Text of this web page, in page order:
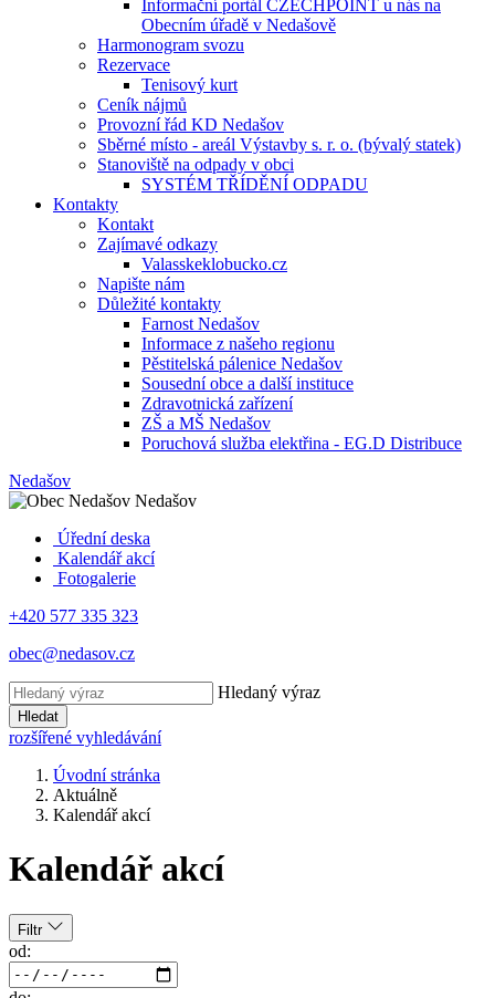
Informační portál CZECHPOINT u nás na
Obecním úřadě v Nedašově
Harmonogram svozu
Rezervace
Tenisový kurt
Ceník nájmů
Provozní řád KD Nedašov
Sběrné místo - areál Výstavby s. r. o. (bývalý statek)
Stanoviště na odpady v obci
SYSTÉM TŘÍDĚNÍ ODPADU
Kontakty
Kontakt
Zajímavé odkazy
Valasskeklobucko.cz
Napište nám
Důležité kontakty
Farnost Nedašov
Informace z našeho regionu
Pěstitelská pálenice Nedašov
Sousední obce a další instituce
Zdravotnická zařízení
ZŠ a MŠ Nedašov
Poruchová služba elektřina - EG.D Distribuce
Nedašov
Nedašov
Úřední deska
Kalendář akcí
Fotogalerie
+420 577 335 323
obec@nedasov.cz
Hledaný výraz
Hledat
rozšířené vyhledávání
Úvodní stránka
Aktuálně
Kalendář akcí
Kalendář akcí
Filtr
od: